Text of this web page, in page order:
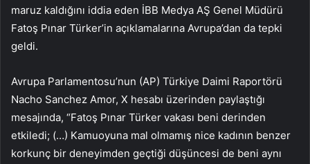
maruz kaldığını iddia eden İBB Medya AŞ Genel Müdürü
Fatoş Pınar Türker’in açıklamalarına Avrupa’dan da tepki
geldi.
Avrupa Parlamentosu’nun (AP) Türkiye Daimi Raportörü
Nacho Sanchez Amor, X hesabı üzerinden paylaştığı
mesajında, “Fatoş Pınar Türker vakası beni derinden
etkiledi; (…) Kamuoyuna mal olmamış nice kadının benzer
korkunç bir deneyimden geçtiği düşüncesi de beni aynı